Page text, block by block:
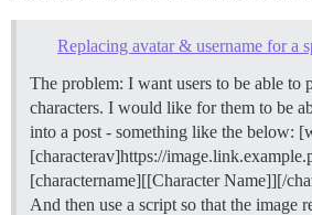
Replacing avatar & username for a
The problem: I want users to be able to
characters. I would like for them to be
into a post - something like the below:
[characterav]https://
[charactername][[Character Name]][/
And then use a script so that the image